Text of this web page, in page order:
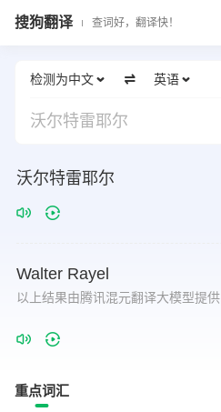
搜狗翻译 查词好，翻译快！
检测为中文 英语
沃尔特雷耶尔
沃尔特雷耶尔
Walter Rayel
以上结果由腾讯混元翻译大模型提供
重点词汇